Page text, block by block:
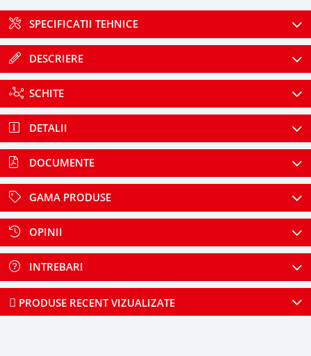
SPECIFICATII TEHNICE
DESCRIERE
SCHITE
DETALII
DOCUMENTE
GAMA PRODUSE
OPINII
INTREBARI
PRODUSE RECENT VIZUALIZATE